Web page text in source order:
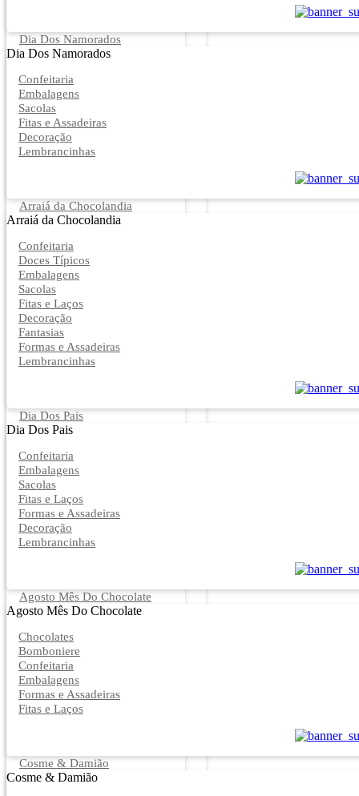
Dia Dos Namorados
Dia Dos Namorados
Confeitaria
Embalagens
Sacolas
Fitas e Assadeiras
Decoração
Lembrancinhas
Arraiá da Chocolandia
Arraiá da Chocolandia
Confeitaria
Doces Típicos
Embalagens
Sacolas
Fitas e Laços
Decoração
Fantasias
Formas e Assadeiras
Lembrancinhas
Dia Dos Pais
Dia Dos Pais
Confeitaria
Embalagens
Sacolas
Fitas e Laços
Formas e Assadeiras
Decoração
Lembrancinhas
Agosto Mês Do Chocolate
Agosto Mês Do Chocolate
Chocolates
Bomboniere
Confeitaria
Embalagens
Formas e Assadeiras
Fitas e Laços
Cosme & Damião
Cosme & Damião